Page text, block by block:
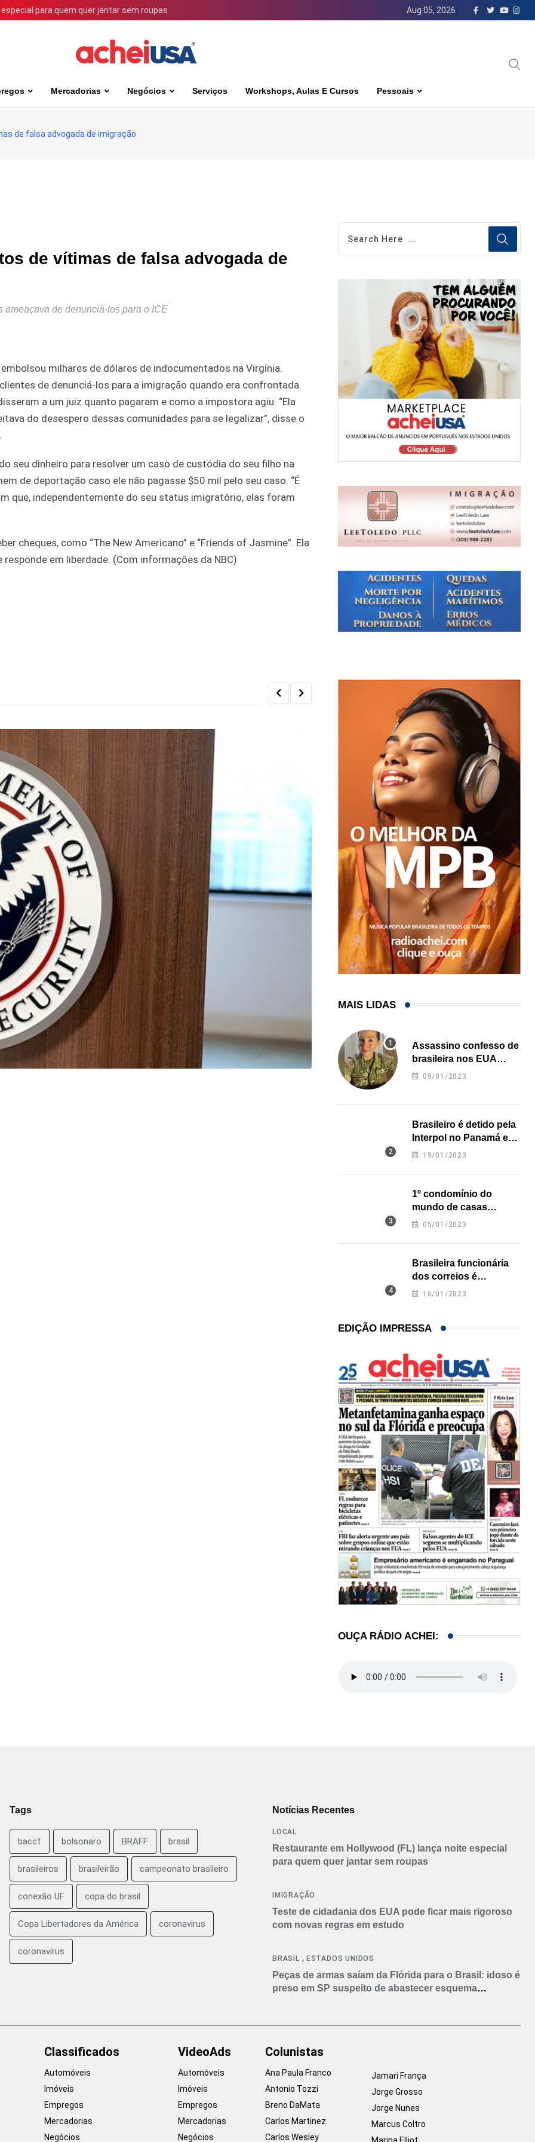
para quem quer jantar sem roupas Aug 05, 2026
Mercadorias Negócios Serviços Workshops, Aulas E Cursos Pessoais
de falsa advogada de imigração
de vítimas de falsa advogada de
ameaçava de denunciá-los para o ICE
milhares de dólares de indocumentados na Virgínia.
de denunciá-los para a imigração quando era confrontada.
a um juiz quanto pagaram e como a impostora agiu. “Ela
do desespero dessas comunidades para se legalizar”, disse o
seu dinheiro para resolver um caso de custódia do seu filho na
de deportação caso ele não pagasse $50 mil pelo seu caso. “É
que, independentemente do seu status imigratório, elas foram
cheques, como “The New Americano” e “Friends of Jasmine”. Ela
em liberdade. (Com informações da NBC)
MAIS LIDAS
Assassino confesso de
brasileira nos EUA
revela onde deixou o
09/01/2023
Brasileiro é detido pela
Interpol no Panamá e
pode pegar prisão
19/01/2023
1º condomínio do
mundo de casas
impressas em 3D é
05/01/2023
Brasileira funcionária
dos correios é
assassinada a facadas
16/01/2023
EDIÇÃO IMPRESSA
OUÇA RÁDIO ACHEI:
Tags
baccf bolsonaro BRAFF brasil
brasileiros brasileirão campeonato brasileiro
conexão UF copa do brasil
Copa Libertadores da América coronavirus
coronavírus
Notícias Recentes
LOCAL
Restaurante em Hollywood (FL) lança noite especial
para quem quer jantar sem roupas
IMIGRAÇÃO
Teste de cidadania dos EUA pode ficar mais rigoroso
com novas regras em estudo
BRASIL , ESTADOS UNIDOS
Peças de armas saíam da Flórida para o Brasil: idoso é
preso em SP suspeito de abastecer esquema
Classificados
Automóveis
Imóveis
Empregos
Mercadorias
Negócios
VideoAds
Automóveis
Imóveis
Empregos
Mercadorias
Negócios
Colunistas
Ana Paula Franco
Antonio Tozzi
Breno DaMata
Carlos Martinez
Carlos Wesley
Jamari França
Jorge Grosso
Jorge Nunes
Marcus Coltro